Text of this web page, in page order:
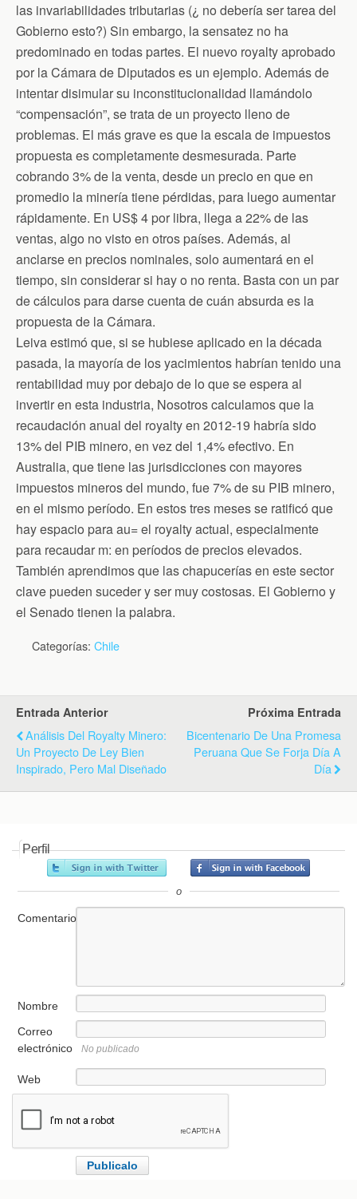
las invariabilidades tributarias (¿ no debería ser tarea del
Gobierno esto?) Sin embargo, la sensatez no ha
predominado en todas partes. El nuevo royalty aprobado
por la Cámara de Diputados es un ejemplo. Además de
intentar disimular su inconstitucionalidad llamándolo
“compensación”, se trata de un proyecto lleno de
problemas. El más grave es que la escala de impuestos
propuesta es completamente desmesurada. Parte
cobrando 3% de la venta, desde un precio en que en
promedio la minería tiene pérdidas, para luego aumentar
rápidamente. En US$ 4 por libra, llega a 22% de las
ventas, algo no visto en otros países. Además, al
anclarse en precios nominales, solo aumentará en el
tiempo, sin considerar si hay o no renta. Basta con un par
de cálculos para darse cuenta de cuán absurda es la
propuesta de la Cámara.
Leiva estimó que, si se hubiese aplicado en la década
pasada, la mayoría de los yacimientos habrían tenido una
rentabilidad muy por debajo de lo que se espera al
invertir en esta industria, Nosotros calculamos que la
recaudación anual del royalty en 2012-19 habría sido
13% del PIB minero, en vez del 1,4% efectivo. En
Australia, que tiene las jurisdicciones con mayores
impuestos mineros del mundo, fue 7% de su PIB minero,
en el mismo período. En estos tres meses se ratificó que
hay espacio para au= el royalty actual, especialmente
para recaudar m: en períodos de precios elevados.
También aprendimos que las chapucerías en este sector
clave pueden suceder y ser muy costosas. El Gobierno y
el Senado tienen la palabra.
Categorías: Chile
Entrada Anterior
Análisis Del Royalty Minero:
Un Proyecto De Ley Bien
Inspirado, Pero Mal Diseñado
Próxima Entrada
Bicentenario De Una Promesa
Peruana Que Se Forja Día A
Día
Perfil
o
Comentario
Nombre
Correo
electrónico
No publicado
Web